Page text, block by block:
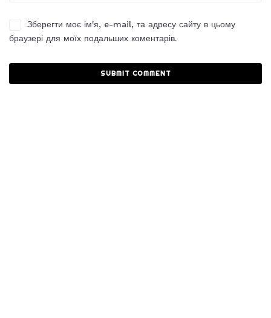
Зберегти моє ім'я, e-mail, та адресу сайту в цьому
браузері для моїх подальших коментарів.